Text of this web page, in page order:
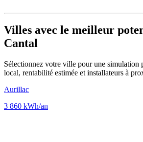
Villes avec le meilleur
Cantal
Sélectionnez votre ville pour une simulation
local, rentabilité estimée et installateurs à
Aurillac
3 860 kWh/an